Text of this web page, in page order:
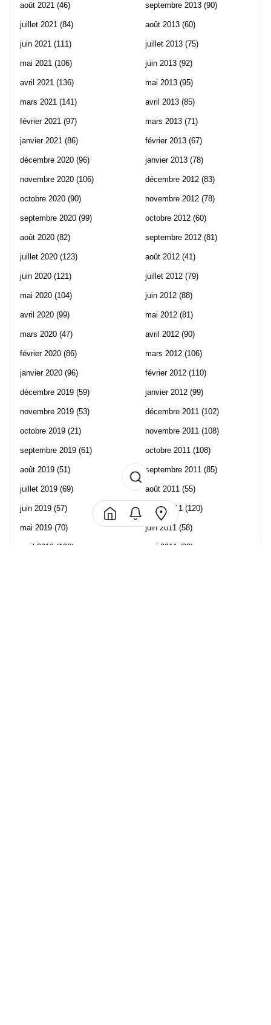
août 2021 (46)
juillet 2021 (84)
juin 2021 (111)
mai 2021 (106)
avril 2021 (136)
mars 2021 (141)
février 2021 (97)
janvier 2021 (86)
décembre 2020 (96)
novembre 2020 (106)
octobre 2020 (90)
septembre 2020 (99)
août 2020 (82)
juillet 2020 (123)
juin 2020 (121)
mai 2020 (104)
avril 2020 (99)
mars 2020 (47)
février 2020 (86)
janvier 2020 (96)
décembre 2019 (59)
novembre 2019 (53)
octobre 2019 (21)
septembre 2019 (61)
août 2019 (51)
juillet 2019 (69)
juin 2019 (57)
mai 2019 (70)
avril 2019 (106)
septembre 2013 (90)
août 2013 (60)
juillet 2013 (75)
juin 2013 (92)
mai 2013 (95)
avril 2013 (85)
mars 2013 (71)
février 2013 (67)
janvier 2013 (78)
décembre 2012 (83)
novembre 2012 (78)
octobre 2012 (60)
septembre 2012 (81)
août 2012 (41)
juillet 2012 (79)
juin 2012 (88)
mai 2012 (81)
avril 2012 (90)
mars 2012 (106)
février 2012 (110)
janvier 2012 (99)
décembre 2011 (102)
novembre 2011 (108)
octobre 2011 (108)
septembre 2011 (85)
août 2011 (55)
juillet 2011 (120)
juin 2011 (58)
mai 2011 (82)